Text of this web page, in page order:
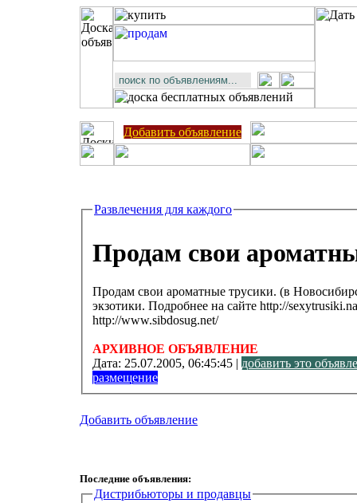
Добавить объявление
Развлечения для каждого
Продам свои
Продам свои ароматные трусики. (в
экзотики. Подробнее на сайте http://
http://www.sibdosug.net/
АРХИВНОЕ ОБЪЯВЛЕНИЕ
Дата: 25.07.2005, 06:45:45 | добавить это
размещение
Добавить объявление
Последние объявления:
Дистрибьюторы и продавцы